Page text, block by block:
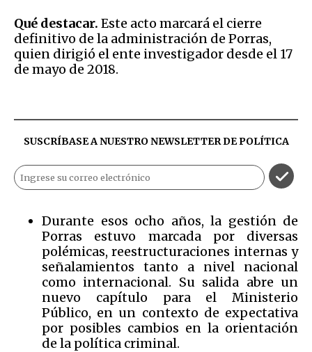
Qué destacar. Este acto marcará el cierre
definitivo de la administración de Porras,
quien dirigió el ente investigador desde el 17
de mayo de 2018.
SUSCRÍBASE A NUESTRO NEWSLETTER DEPOLÍTICA
Durante esos ocho años, la gestión de
Porras estuvo marcada por diversas
polémicas, reestructuraciones internas y
señalamientos tanto a nivel nacional
como internacional. Su salida abre un
nuevo capítulo para el Ministerio
Público, en un contexto de expectativa
por posibles cambios en la orientación
de la política criminal.